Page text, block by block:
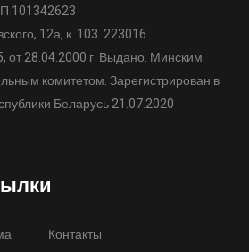
101342623
12а, к. 103. 223016
от 28.04.2000 г. Выдано: Минским
комитетом. Зарегистрирован в
Беларусь 21.07.2020
Контакты